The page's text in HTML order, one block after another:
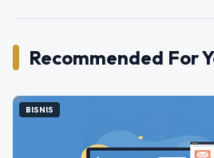
Recommended For
BISNIS